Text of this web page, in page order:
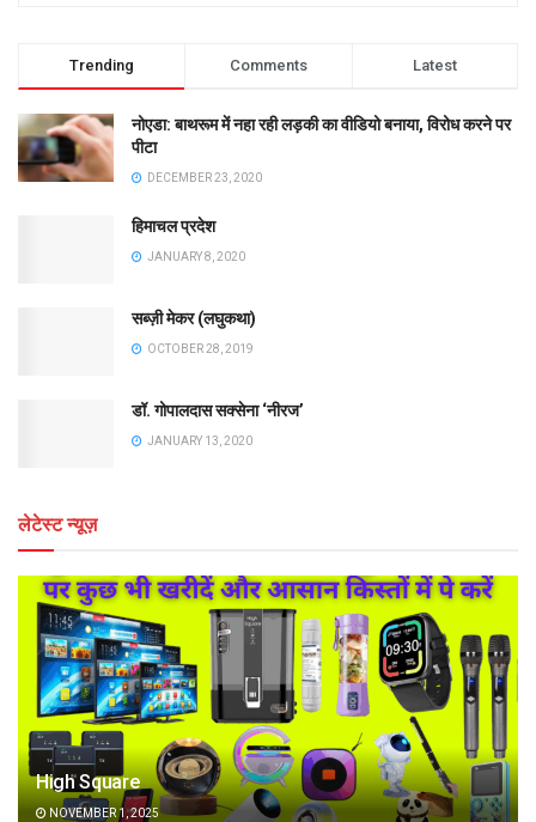
Trending Comments Latest
नोएडा: बाथरूम में नहा रही लड़की का वीडियो बनाया, विरोध करने पर
पीटा
DECEMBER 23, 2020
हिमाचल प्रदेश
JANUARY 8, 2020
सब्ज़ी मेकर (लघुकथा)
OCTOBER 28, 2019
डॉ. गोपालदास सक्सेना ‘नीरज’
JANUARY 13, 2020
लेटेस्ट न्यूज़
High Square
NOVEMBER 1, 2025